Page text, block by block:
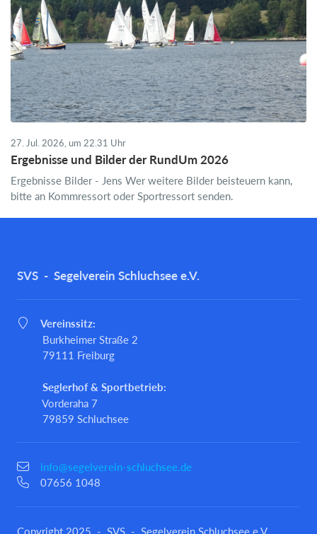
27. Jul. 2026, um 22.31 Uhr
Ergebnisse und Bilder der RundUm 2026
Ergebnisse Bilder - Jens Wer weitere Bilder beisteuern kann,
bitte an Kommressort oder Sportressort senden.
SVS - Segelverein Schluchsee e.V.
Vereinssitz:
Burkheimer Straße 2
79111 Freiburg
Seglerhof & Sportbetrieb:
Vorderaha 7
79859 Schluchsee
info@segelverein-schluchsee.de
07656 1048
Copyright 2025 - SVS - Segelverein Schluchsee e.V.